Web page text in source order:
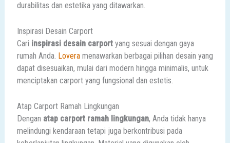
durabilitas dan estetika yang ditawarkan.
Inspirasi Desain Carport
Cari inspirasi desain carportyang sesuai dengan gaya
rumah Anda. Loveramenawarkan berbagai pilihan desain yang
dapat disesuaikan, mulai dari modern hingga minimalis, untuk
menciptakan carport yang fungsional dan estetis.
Atap Carport Ramah Lingkungan
Dengan atap carport ramah lingkungan, Anda tidak hanya
melindungi kendaraan tetapi juga berkontribusi pada